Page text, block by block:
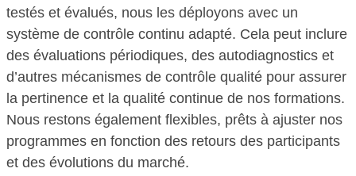
testés et évalués, nous les déployons avec un
système de contrôle continu adapté. Cela peut inclure
des évaluations périodiques, des autodiagnostics et
d’autres mécanismes de contrôle qualité pour assurer
la pertinence et la qualité continue de nos formations.
Nous restons également flexibles, prêts à ajuster nos
programmes en fonction des retours des participants
et des évolutions du marché.